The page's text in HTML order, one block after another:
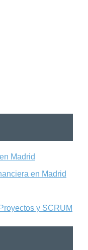
Madrid
en Madrid
y SCRUM